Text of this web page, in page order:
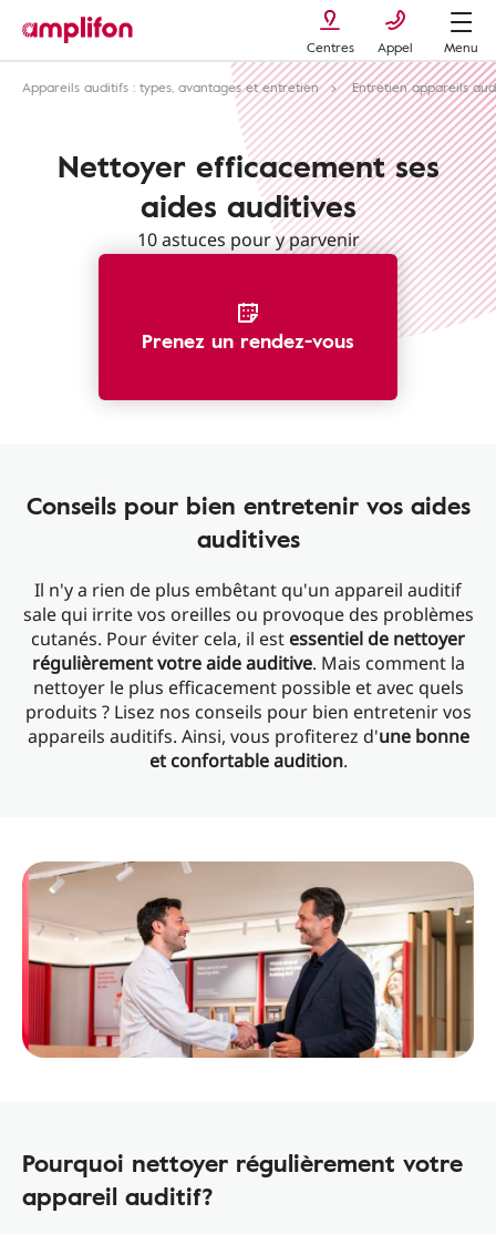
Centres Appel
Menu
Appareils auditifs : types, avantages et entretien
Entretien appareils
Nettoyer efficacement ses
aides auditives
10 astuces pour y parvenir
Prenez un rendez-vous
Conseils pour bien entretenir vos aides
auditives
Il n'y a rien de plus embêtant qu'un appareil auditif
sale qui irrite vos oreilles ou provoque des problèmes
cutanés. Pour éviter cela, il est essentiel de nettoyer
régulièrement votre aide auditive. Mais comment la
nettoyer le plus efficacement possible et avec quels
produits ? Lisez nos conseils pour bien entretenir vos
appareils auditifs. Ainsi, vous profiterez d'une bonne
et confortable audition.
Pourquoi nettoyer régulièrement votre
appareil auditif?